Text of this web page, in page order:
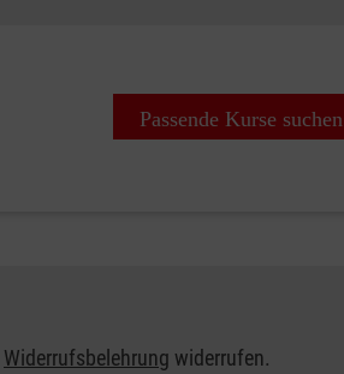
Passende Kurse suchen
Widerrufsbelehrung widerrufen.